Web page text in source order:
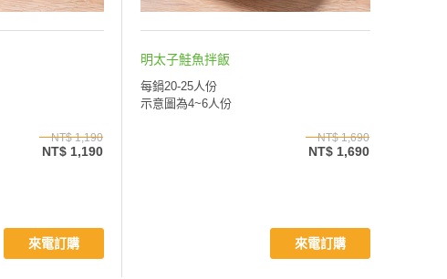
NT$ 1,190
NT$ 1,190
來電訂購
明太子鮭魚拌飯
每鍋20-25人份
示意圖為4~6人份
NT$ 1,690
NT$ 1,690
來電訂購